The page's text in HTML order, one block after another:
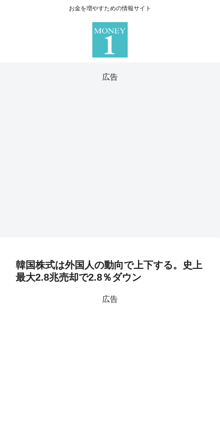
お金を増やすための情報サイト
広告
韓国株式は外国人の動向で上下する。史上
最大2.8兆売却で2.8％ダウン
広告